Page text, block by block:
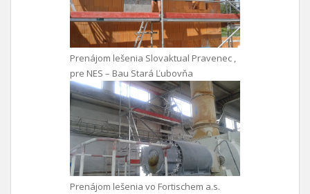
Prenájom lešenia Slovaktual Pravenec ,
pre NES – Bau Stará Ľubovňa
Prenájom lešenia vo Fortischem a.s.